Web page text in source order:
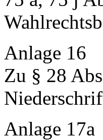
Anlage 16
Zu § 28
Anlage 17a